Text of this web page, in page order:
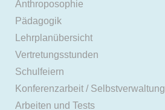
Anthroposophie
Pädagogik
Lehrplanübersicht
Vertretungsstunden
Schulfeiern
Konferenzarbeit / Selbstverwaltung
Arbeiten und Tests